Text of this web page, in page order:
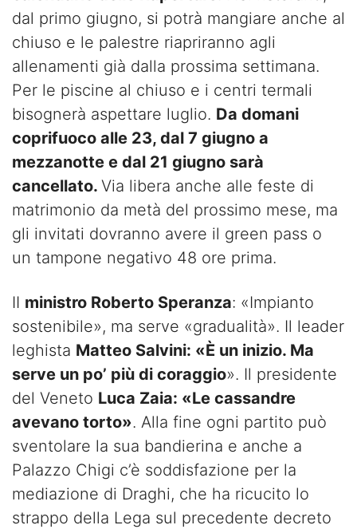
dal primo giugno, si potrà mangiare anche al
chiuso e le palestre riapriranno agli
allenamenti già dalla prossima settimana.
Per le piscine al chiuso e i centri termali
bisognerà aspettare luglio. Da domani
coprifuoco alle 23, dal 7 giugno a
mezzanotte e dal 21 giugno sarà
cancellato. Via libera anche alle feste di
matrimonio da metà del prossimo mese, ma
gli invitati dovranno avere il green pass o
un tampone negativo 48 ore prima.
II ministro Roberto Speranza: «Impianto
sostenibile», ma serve «gradualità». Il leader
leghista Matteo Salvini: «È un inizio. Ma
serve un po’ più di coraggio». Il presidente
del Veneto Luca Zaia: «Le cassandre
avevano torto». Alla fine ogni partito può
sventolare la sua bandierina e anche a
Palazzo Chigi c’è soddisfazione per la
mediazione di Draghi, che ha ricucito lo
strappo della Lega sul precedente decreto